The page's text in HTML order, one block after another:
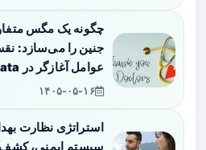
چگونه یک مگس
جنین را می‌سازد:
عوامل آغازگر در Clogmia albipunctata
۱۴۰۵-۰۵-۱۶
استراتژی نظارت